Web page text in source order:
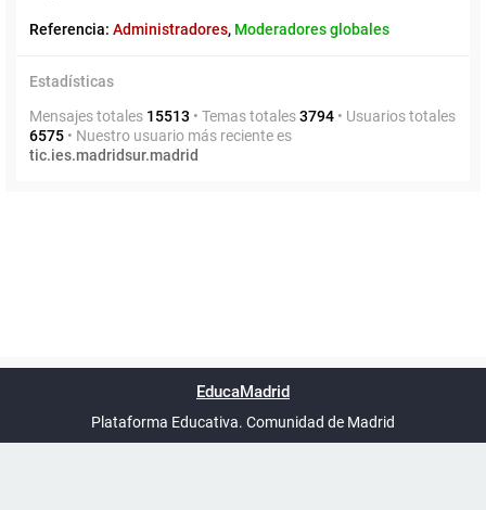
Referencia: Administradores, Moderadores globales
Estadísticas
Mensajes totales 15513 • Temas totales3794 • Usuarios totales
6575 • Nuestro usuario más reciente es
tic.ies.madridsur.madrid
UTC+02:00
phpBB España
EducaMadrid
Plataforma Educativa. Comunidad de Madrid